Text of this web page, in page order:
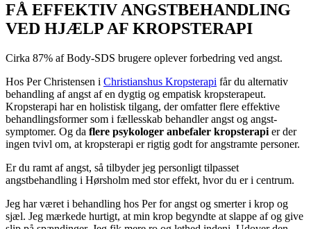
FÅ EFFEKTIV ANGSTBEHANDLING
VED HJÆLP AF KROPSTERAPI
Cirka 87% af Body-SDS brugere oplever forbedring ved angst.
Hos Per Christensen i Christianshus Kropsterapi får du alternativ
behandling af angst af en dygtig og empatisk kropsterapeut.
Kropsterapi har en holistisk tilgang, der omfatter flere effektive
behandlingsformer som i fællesskab behandler angst og angst-
symptomer. Og da flere psykologer anbefaler kropsterapi er der
ingen tvivl om, at kropsterapi er rigtig godt for angstramte personer.
Er du ramt af angst, så tilbyder jeg personligt tilpasset
angstbehandling i Hørsholm med stor effekt, hvor du er i centrum.
Jeg har været i behandling hos Per for angst og smerter i krop og
sjæl. Jeg mærkede hurtigt, at min krop begyndte at slappe af og give